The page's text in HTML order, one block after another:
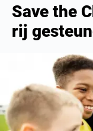
Save the
rij